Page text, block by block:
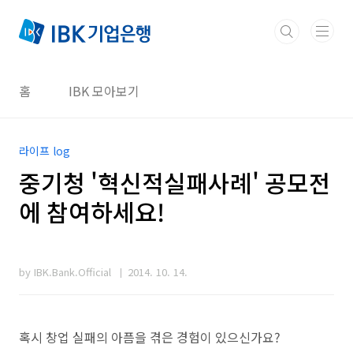
홈 IBK 모아보기
라이프 log
중기청 '혁신적실패사례' 공모전
에 참여하세요!
by IBK.Bank.Official 2014. 10. 14.
혹시 창업 실패의 아픔을 겪은 경험이 있으신가요?